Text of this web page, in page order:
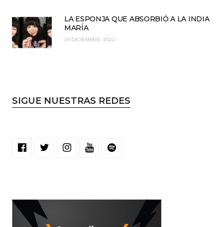
LA ESPONJA QUE ABSORBIÓ A LA INDIA
MARÍA
29 DICIEMBRE, 2022
SIGUE NUESTRAS REDES